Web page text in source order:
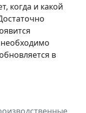
когда и какой
в